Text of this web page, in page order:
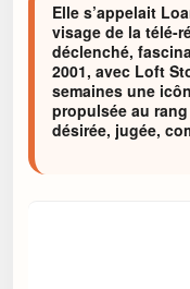
Elle s’appelait
visage de la télé-
déclenché,
2001, avec Loft
semaines une
propulsée au
désirée, jugée,